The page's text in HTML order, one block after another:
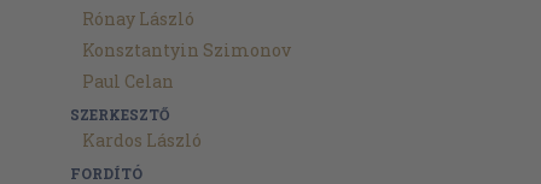
Rónay László
Konsztantyin Szimonov
Paul Celan
SZERKESZTŐ
Kardos László
FORDÍTÓ